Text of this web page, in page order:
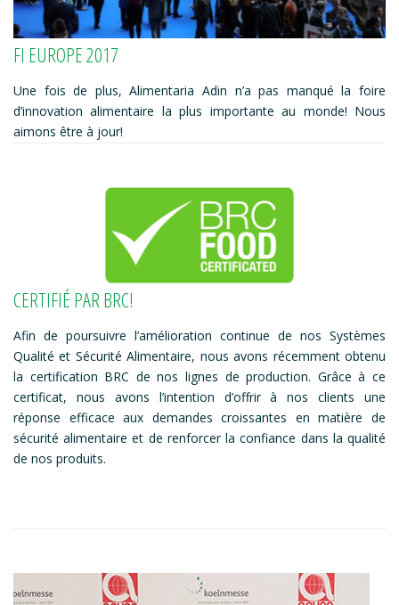
FI EUROPE 2017
Une fois de plus, Alimentaria Adin n’a pas manqué la foire
d’innovation alimentaire la plus importante au monde! Nous
aimons être à jour!
CERTIFIÉ PAR BRC!
Afin de poursuivre l’amélioration continue de nos Systèmes
Qualité et Sécurité Alimentaire, nous avons récemment obtenu
la certification BRC de nos lignes de production. Grâce à ce
certificat, nous avons l’intention d’offrir à nos clients une
réponse efficace aux demandes croissantes en matière de
sécurité alimentaire et de renforcer la confiance dans la qualité
de nos produits.